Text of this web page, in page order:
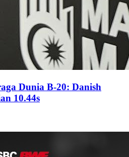
Dunia B-20: Danish
10.44s